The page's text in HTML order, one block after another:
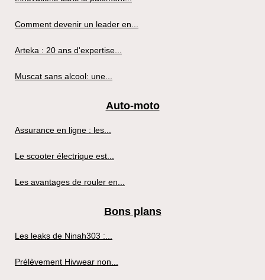
Comment devenir un leader en...
Arteka : 20 ans d'expertise...
Muscat sans alcool: une...
Auto-moto
Assurance en ligne : les...
Le scooter électrique est...
Les avantages de rouler en...
Bons plans
Les leaks de Ninah303 :...
Prélèvement Hivwear non...